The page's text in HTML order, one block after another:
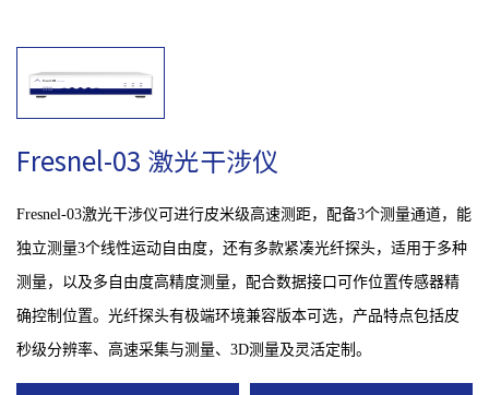
Fresnel-03 激光干涉仪
Fresnel-03激光干涉仪可进行皮米级高速测距，配备3个测量通道，能
独立测量3个线性运动自由度，还有多款紧凑光纤探头，适用于多种
测量，以及多自由度高精度测量，配合数据接口可作位置传感器精
确控制位置。光纤探头有极端环境兼容版本可选，产品特点包括皮
秒级分辨率、高速采集与测量、3D测量及灵活定制。